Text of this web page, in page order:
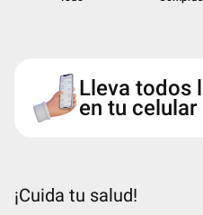
Lleva todos
en tu celular
¡Cuida tu salud!